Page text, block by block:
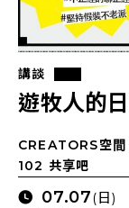
講談
遊牧人的
CREATORS空間
102 共享吧
07.07(日)